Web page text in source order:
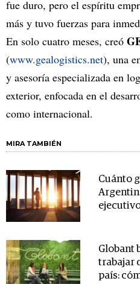
fue duro, pero el espíritu
más y tuvo fuerzas para
En solo cuatro meses, creó
(www.gealogistics.net), una
y asesoría especializada en
exterior, enfocada en el
como internacional.
MIRA TAMBIÉN
Cuánto
Globant
trabajar
país: